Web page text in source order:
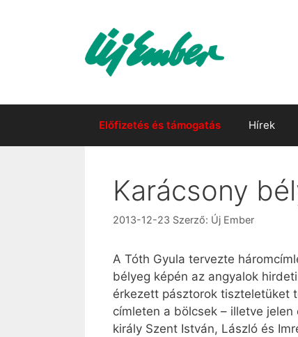
Előfizetés és támogatás Hírek
Karácsony
2013-12-23 Szerző: Új Ember
A Tóth Gyula tervezte
bélyeg képén az angyalok
érkezett pásztorok tiszteletüket
címleten a bölcsek – illetve
király Szent István, László és